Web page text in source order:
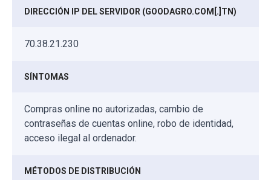
DIRECCIÓN IP DEL SERVIDOR (GOODAGRO.COM[.]TN)
70.38.21.230
SÍNTOMAS
Compras online no autorizadas, cambio de
contraseñas de cuentas online, robo de identidad,
acceso ilegal al ordenador.
MÉTODOS DE DISTRIBUCIÓN